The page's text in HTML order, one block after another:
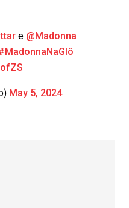
e @Madonna
May 5, 2024